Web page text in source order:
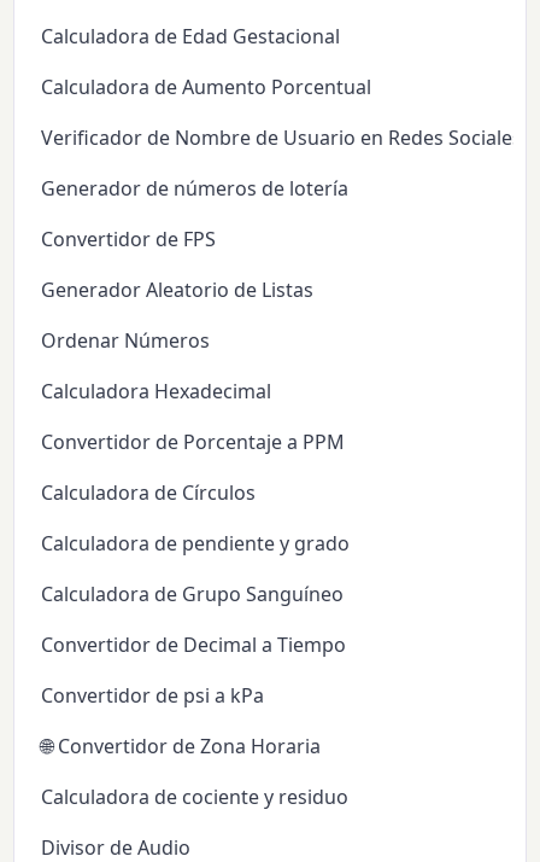
Calculadora de Edad Gestacional
Calculadora de Aumento Porcentual
Verificador de Nombre de Usuario en Redes Sociales
Generador de números de lotería
Convertidor de FPS
Generador Aleatorio de Listas
Ordenar Números
Calculadora Hexadecimal
Convertidor de Porcentaje a PPM
Calculadora de Círculos
Calculadora de pendiente y grado
Calculadora de Grupo Sanguíneo
Convertidor de Decimal a Tiempo
Convertidor de psi a kPa
🌐 Convertidor de Zona Horaria
Calculadora de cociente y residuo
Divisor de Audio